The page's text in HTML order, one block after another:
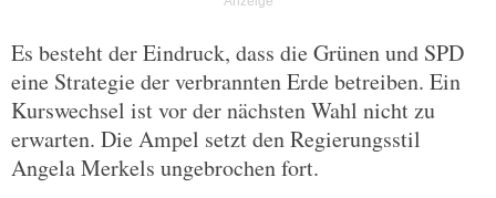
Es besteht der Eindruck, dass die Grünen und SPD
eine Strategie der verbrannten Erde betreiben. Ein
Kurswechsel ist vor der nächsten Wahl nicht zu
erwarten. Die Ampel setzt den Regierungsstil
Angela Merkels ungebrochen fort.